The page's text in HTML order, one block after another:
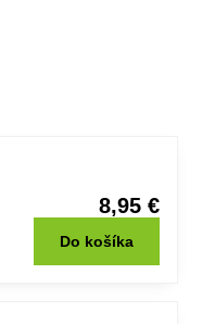
8,95 €
Do košíka